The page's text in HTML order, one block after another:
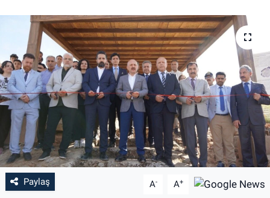
Paylaş A- A+
Eğitim
Ekonomi
Yaşam
Çevre
BİLİM VE TEKNOLOJİ
Şambayat Haber